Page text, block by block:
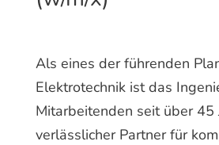
Als eines der führenden
Elektrotechnik ist das
Mitarbeitenden seit über 45
verlässlicher Partner für